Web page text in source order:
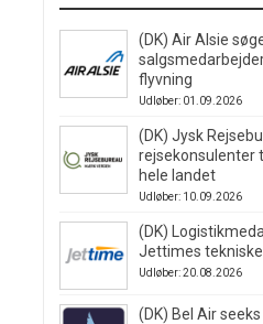
(DK) Air Alsie
flyvning
Udløber: 01.09.2026
(DK) Jysk
rejsekonsulenter
hele landet
Udløber: 10.09.2026
(DK)
Jettimes
Udløber: 20.08.2026
(DK) Bel Air seeks